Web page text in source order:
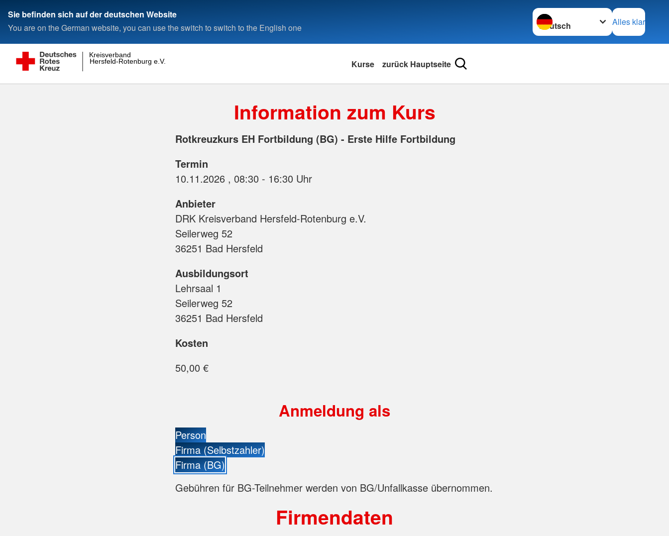
Sie befinden sich auf der deutschen Website
You are on the German website, you can use the switch to switch to the English one
Sprache wechseln zu
Alles klar
Hersfeld-Rotenburg e.V.
Kreisverband
Kurse zurück Hauptseite
Information zum Kurs
Rotkreuzkurs EH Fortbildung (BG) - Erste Hilfe Fortbildung
Termin
10.11.2026 , 08:30 - 16:30 Uhr
Anbieter
DRK Kreisverband Hersfeld-Rotenburg e.V.
Seilerweg 52
36251 Bad Hersfeld
Ausbildungsort
Lehrsaal 1
Seilerweg 52
36251 Bad Hersfeld
Kosten
50,00 €
Anmeldung als
Person
Firma (Selbstzahler)
Firma (BG)
Gebühren für BG-Teilnehmer werden von BG/Unfallkasse übernommen.
Firmendaten